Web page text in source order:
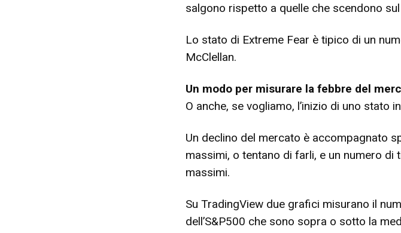
salgono rispetto a quelle che scendono
Lo stato di Extreme Fear è tipico di un
McClellan.
Un modo per misurare la febbre del
O anche, se vogliamo, l’inizio di uno stato
Un declino del mercato è accompagnato
massimi, o tentano di farli, e un numero di
massimi.
Su TradingView due grafici misurano il
dell’S&P500 che sono sopra o sotto la